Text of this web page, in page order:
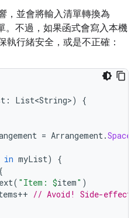
，並會將輸入清單轉換為
。不過，如果函式會寫入本機
執行緒安全，或是不正確：
: List<String>)
{
= Arrangement.
in myList)
{
( "Item: $item" )
++ // Avoid! Side-effect